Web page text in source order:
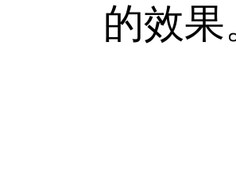
的效果